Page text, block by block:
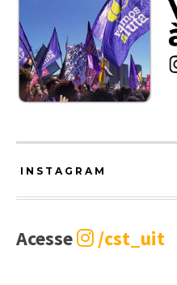
INSTAGRAM
Acesse /cst_uit